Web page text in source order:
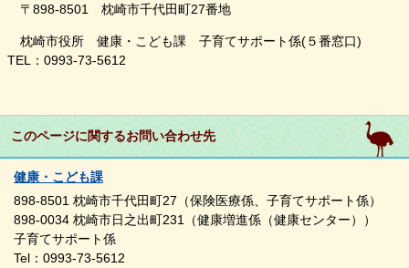
〒898-8501 枕崎市千代田町27番地
枕崎市役所 健康・こども課 子育てサポート係(５番窓口)
TEL：0993-73-5612
このページに関するお問い合わせ先
健康・こども課
898-8501 枕崎市千代田町27（保険医療係、子育てサポート係）
898-0034 枕崎市日之出町231（健康増進係（健康センター））
子育てサポート係
Tel：0993-73-5612